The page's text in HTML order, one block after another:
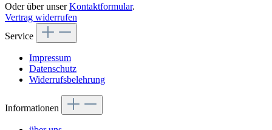
Oder über unserKontaktformular.
Vertrag widerrufen
Service
Impressum
Datenschutz
Widerrufsbelehrung
Informationen